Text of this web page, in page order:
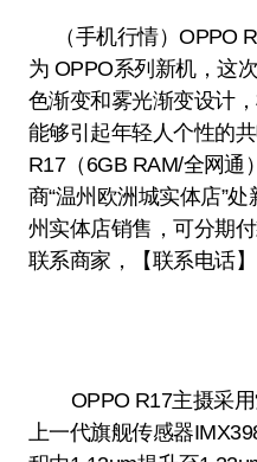
（手机行情）OPPO R17（6GB RAM/全网通）作
为 OPPO系列新机，这
色渐变和雾光渐变设计
能够引起年轻人个性的
R17（6GB RAM/全网通
商“温州欧洲城实体店”
州实体店销售，可分期
联系商家，【联系电话
OPPO R17主摄采用
上一代旗舰传感器